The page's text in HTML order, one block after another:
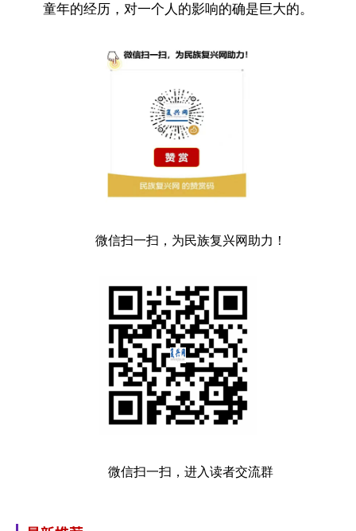
童年的经历，对一个人的影响的确是巨大的。
微信扫一扫，为民族复兴网助力！
微信扫一扫，进入读者交流群